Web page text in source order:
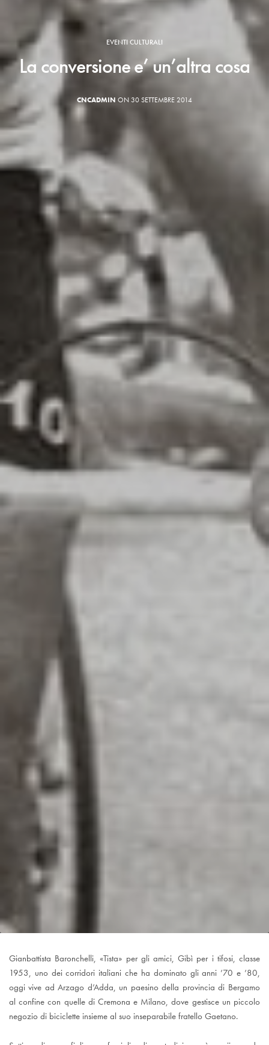
EVENTI CULTURALI
La conversione e’ un’altra cosa
CNCADMIN ON 30 SETTEMBRE 2014
Gianbattista Baronchelli, «Tista» per gli amici, Gibì per i tifosi, classe
1953, uno dei corridori italiani che ha dominato gli anni ’70 e ’80,
oggi vive ad Arzago d’Adda, un paesino della provincia di Bergamo
al confine con quelle di Cremona e Milano, dove gestisce un piccolo
negozio di biciclette insieme al suo inseparabile fratello Gaetano.